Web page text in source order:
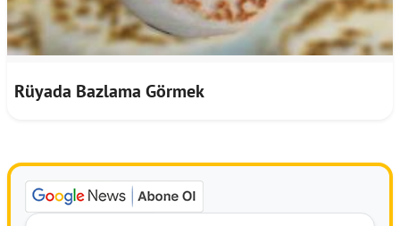
Rüyada Bazlama Görmek